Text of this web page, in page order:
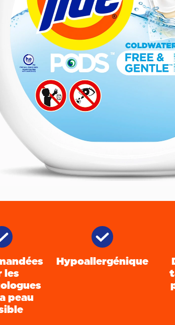
les
peau
Hypoallergénique